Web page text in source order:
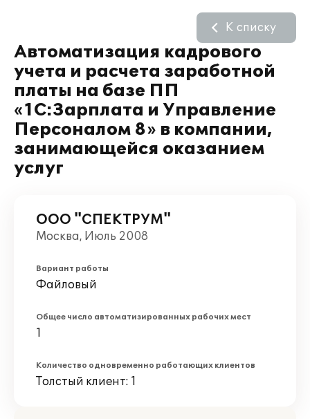
Автоматизация кадрового
учета и расчета заработной
платы на базе ПП
«1С:Зарплата и Управление
Персоналом 8» в компании,
занимающейся оказанием
услуг
К списку
ООО "СПЕКТРУМ"
Москва, Июль 2008
Вариант работы
Файловый
Общее число автоматизированных рабочих мест
1
Количество одновременно работающих клиентов
Толстый клиент: 1